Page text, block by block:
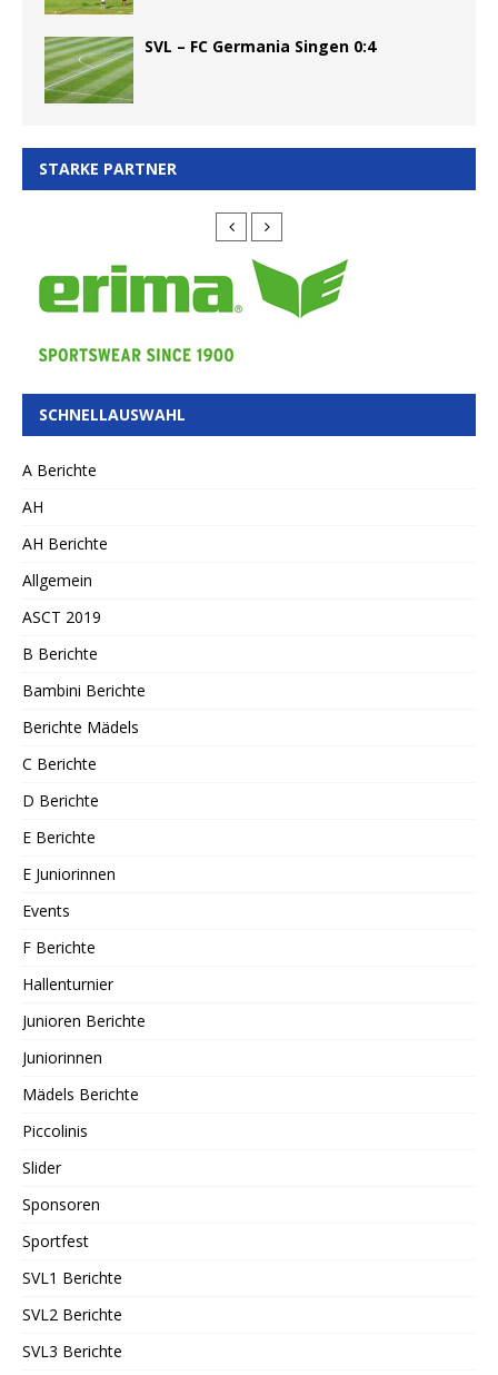
SVL – FC Germania Singen 0:4
STARKE PARTNER
SCHNELLAUSWAHL
A Berichte
AH
AH Berichte
Allgemein
ASCT 2019
B Berichte
Bambini Berichte
Berichte Mädels
C Berichte
D Berichte
E Berichte
E Juniorinnen
Events
F Berichte
Hallenturnier
Junioren Berichte
Juniorinnen
Mädels Berichte
Piccolinis
Slider
Sponsoren
Sportfest
SVL1 Berichte
SVL2 Berichte
SVL3 Berichte